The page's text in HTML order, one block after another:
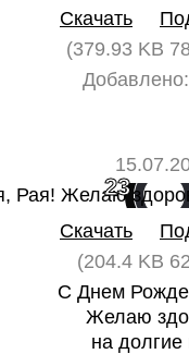
Скачать
(379.93 KB
Добавлено:
23
Скачать
(204.4 KB
С Днем
Желаю
на долгие